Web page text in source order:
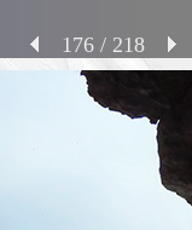
176 / 218